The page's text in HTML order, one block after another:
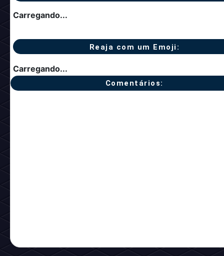
Carregando...
Reaja com um Emoji:
Carregando...
Comentários: